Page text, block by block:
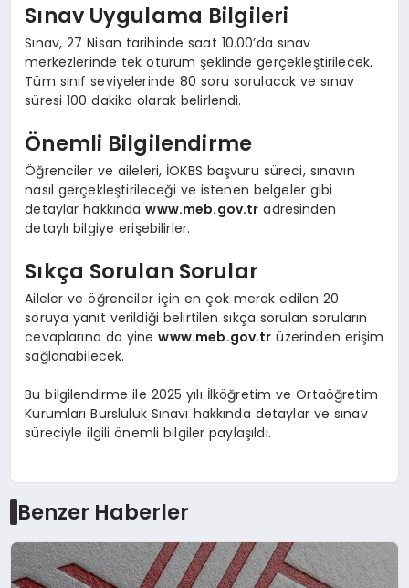
Sınav Uygulama Bilgileri
Sınav, 27 Nisan tarihinde saat 10.00’da sınav
merkezlerinde tek oturum şeklinde gerçekleştirilecek.
Tüm sınıf seviyelerinde 80 soru sorulacak ve sınav
süresi 100 dakika olarak belirlendi.
Önemli Bilgilendirme
Öğrenciler ve aileleri, İOKBS başvuru süreci, sınavın
nasıl gerçekleştirileceği ve istenen belgeler gibi
detaylar hakkındawww.meb.gov.tr adresinden
detaylı bilgiye erişebilirler.
Sıkça Sorulan Sorular
Aileler ve öğrenciler için en çok merak edilen 20
soruya yanıt verildiği belirtilen sıkça sorulan soruların
cevaplarına da yinewww.meb.gov.tr üzerinden erişim
sağlanabilecek.
Bu bilgilendirme ile 2025 yılı İlköğretim ve Ortaöğretim
Kurumları Bursluluk Sınavı hakkında detaylar ve sınav
süreciyle ilgili önemli bilgiler paylaşıldı.
Benzer Haberler